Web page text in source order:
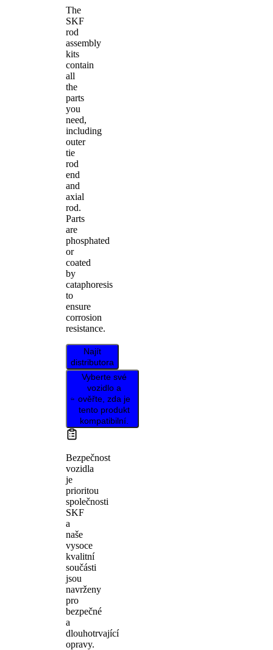
The
SKF
rod
assembly
kits
contain
all
the
parts
you
need,
including
outer
tie
rod
end
and
axial
rod.
Parts
are
phosphated
or
coated
by
cataphoresis
to
ensure
corrosion
resistance.
Najít
distributora
Vyberte své
vozidlo a
ověřte, zda je
tento produkt
kompatibilní.
Bezpečnost
vozidla
je
prioritou
společnosti
SKF
a
naše
vysoce
kvalitní
součásti
jsou
navrženy
pro
bezpečné
a
dlouhotrvající
opravy.